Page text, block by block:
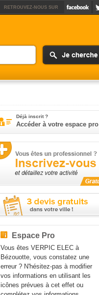
RETROUVEZ-NOUS SUR
Déjà inscrit ?
Accéder à votre espace pro
Espace Pro
Vous êtes VERPIC ELEC à
Bézouotte, vous constatez une
erreur ? N'hésitez-pas à modifier
vos informations en utilisant les
icônes prévues à cet effet ou